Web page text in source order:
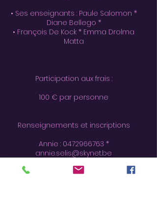
• Ses enseignants : Paule Salomon *
Diane Bellego *
• François De Kock * Emma Drolma
Matta
Participation aux frais :
100 € par personne
Renseignements et inscriptions
Annie : 0472966763 *
annie.selis@skynet.be